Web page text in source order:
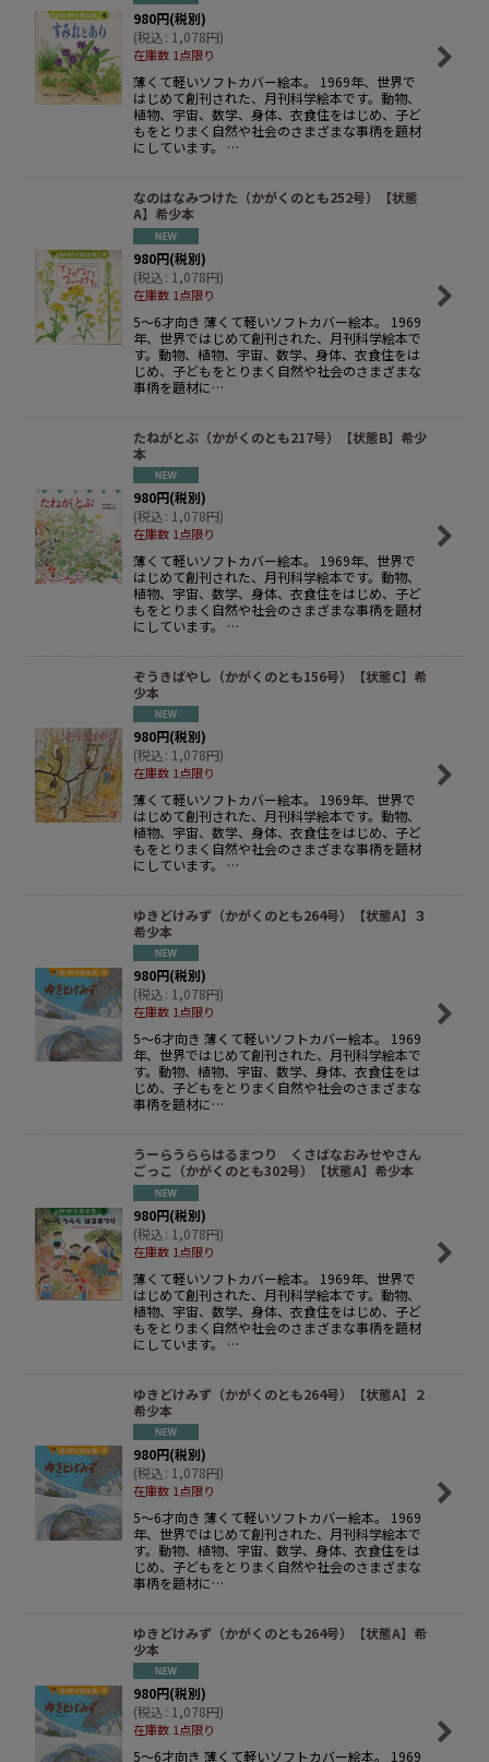
980円(税別)
(税込: 1,078円)
在庫数 1点限り
薄くて軽いソフトカバー絵本。 1969年、世界で
はじめて創刊された、月刊科学絵本です。動物、
植物、宇宙、数学、身体、衣食住をはじめ、子ど
もをとりまく自然や社会のさまざまな事柄を題材
にしています。 …
なのはなみつけた（かがくのとも252号）【状態
A】希少本
980円(税別)
(税込: 1,078円)
在庫数 1点限り
5〜6才向き 薄くて軽いソフトカバー絵本。 1969
年、世界ではじめて創刊された、月刊科学絵本で
す。動物、植物、宇宙、数学、身体、衣食住をは
じめ、子どもをとりまく自然や社会のさまざまな
事柄を題材に…
たねがとぶ（かがくのとも217号）【状態B】希少
本
980円(税別)
(税込: 1,078円)
在庫数 1点限り
薄くて軽いソフトカバー絵本。 1969年、世界で
はじめて創刊された、月刊科学絵本です。動物、
植物、宇宙、数学、身体、衣食住をはじめ、子ど
もをとりまく自然や社会のさまざまな事柄を題材
にしています。 …
ぞうきばやし（かがくのとも156号）【状態C】希
少本
980円(税別)
(税込: 1,078円)
在庫数 1点限り
薄くて軽いソフトカバー絵本。 1969年、世界で
はじめて創刊された、月刊科学絵本です。動物、
植物、宇宙、数学、身体、衣食住をはじめ、子ど
もをとりまく自然や社会のさまざまな事柄を題材
にしています。 …
ゆきどけみず（かがくのとも264号）【状態A】３
希少本
980円(税別)
(税込: 1,078円)
在庫数 1点限り
5〜6才向き 薄くて軽いソフトカバー絵本。 1969
年、世界ではじめて創刊された、月刊科学絵本で
す。動物、植物、宇宙、数学、身体、衣食住をは
じめ、子どもをとりまく自然や社会のさまざまな
事柄を題材に…
うーらうららはるまつり くさばなおみせやさん
ごっこ（かがくのとも302号）【状態A】希少本
980円(税別)
(税込: 1,078円)
在庫数 1点限り
薄くて軽いソフトカバー絵本。 1969年、世界で
はじめて創刊された、月刊科学絵本です。動物、
植物、宇宙、数学、身体、衣食住をはじめ、子ど
もをとりまく自然や社会のさまざまな事柄を題材
にしています。 …
ゆきどけみず（かがくのとも264号）【状態A】２
希少本
980円(税別)
(税込: 1,078円)
在庫数 1点限り
5〜6才向き 薄くて軽いソフトカバー絵本。 1969
年、世界ではじめて創刊された、月刊科学絵本で
す。動物、植物、宇宙、数学、身体、衣食住をは
じめ、子どもをとりまく自然や社会のさまざまな
事柄を題材に…
ゆきどけみず（かがくのとも264号）【状態A】希
少本
980円(税別)
(税込: 1,078円)
在庫数 1点限り
5〜6才向き 薄くて軽いソフトカバー絵本。 1969